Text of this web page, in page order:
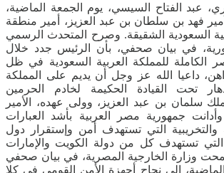
عبد الفتاح السيسي، يوم الجمعة الماضية،
فهد بن سلطان بن عبد العزيز، أمير منطقة
السعودية الشقيقة. وصرح المتحدث الرسمي
في بيان صحفي، بأن الرئيس جدد خلال
الكاملة للمملكة العربية السعودية في ظل
داعيا الله عز وجل أن يديم على المملكة
تحت القيادة الحكيمة لخادم الحرمين
سلمان بن عبد العزيز، وولى عهده، الأمير
جمهورية مصر العربية بأشد العبارات
والتخريبية التي تستهدف أمن وإستقرار دول
التي تستهدف كل من دولة الكويت والإمارات
وزارة الخارجية المصرية، في بيان صحفي
إلى نجاح أجهزة الأمن القومي في كلا